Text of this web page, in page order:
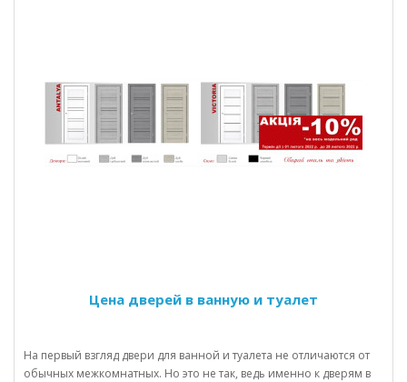
Цена дверей в ванную и туалет
На первый взгляд двери для ванной и туалета не отличаются от
обычных межкомнатных. Но это не так, ведь именно к дверям в